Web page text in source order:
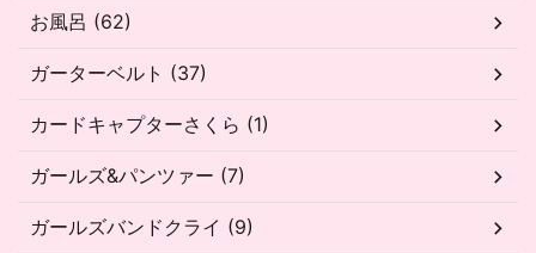
お風呂 (62)
ガーターベルト (37)
カードキャプターさくら (1)
ガールズ&パンツァー (7)
ガールズバンドクライ (9)